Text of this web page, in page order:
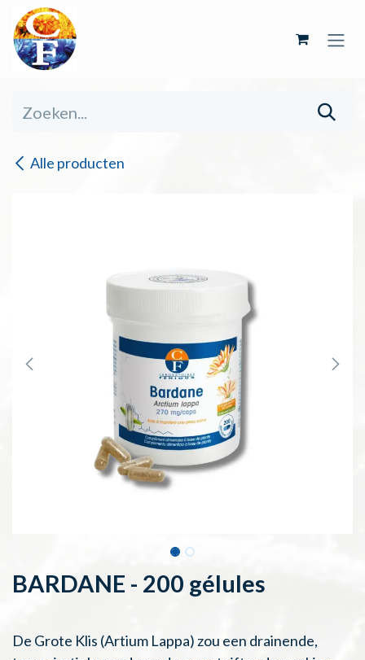
Overslaan naar inhoud
Alle producten
BARDANE - 200 gélules
De Grote Klis (Artium Lappa) zou een drainende,